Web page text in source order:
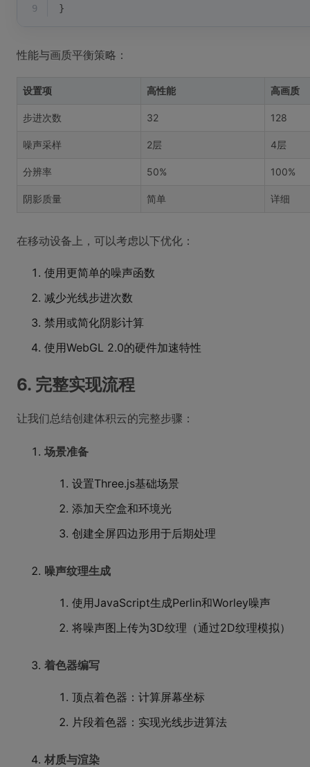
9
}
性能与画质平衡策略：
设置项 高性能 高画质
步进次数 32 128
噪声采样 2层 4层
分辨率 50% 100%
阴影质量 简单 详细
在移动设备上，可以考虑以下优化：
使用更简单的噪声函数
减少光线步进次数
禁用或简化阴影计算
使用WebGL 2.0的硬件加速特性
6. 完整实现流程
让我们总结创建体积云的完整步骤：
场景准备
设置Three.js基础场景
添加天空盒和环境光
创建全屏四边形用于后期处理
噪声纹理生成
使用JavaScript生成Perlin和Worley噪声
将噪声图上传为3D纹理（通过2D纹理模拟）
着色器编写
顶点着色器：计算屏幕坐标
片段着色器：实现光线步进算法
材质与渲染